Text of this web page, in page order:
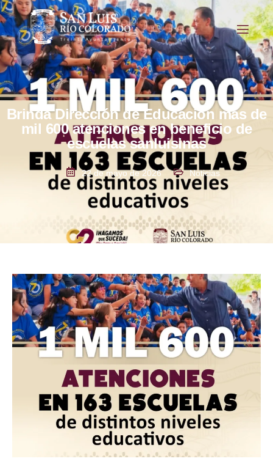
Brinda Dirección de Educación más de
mil 600 atenciones en beneficio de
escuelas sanluisinas
22 de mayo de 2026 Noticias